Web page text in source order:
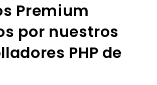
Premium
por nuestros
PHP de